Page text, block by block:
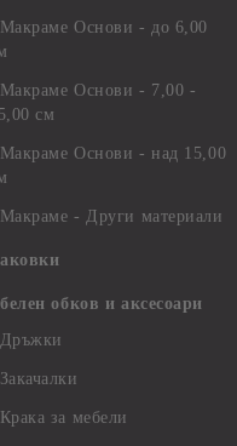
Макраме Основи - до 6,00
Макраме Основи - 7,00 -
см
Макраме Основи - над 15,00
Макраме - Други материали
обков и аксесоари
Дръжки
Закачалки
Крака за мебели